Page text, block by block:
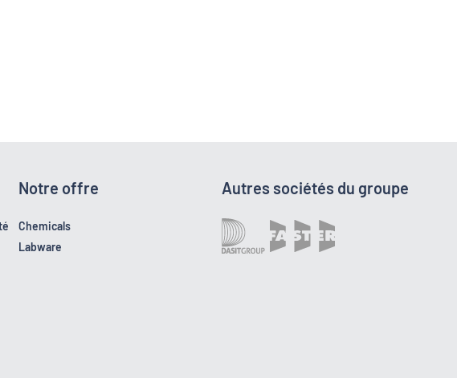
Notre offre
Chemicals
Labware
Autres sociétés du groupe